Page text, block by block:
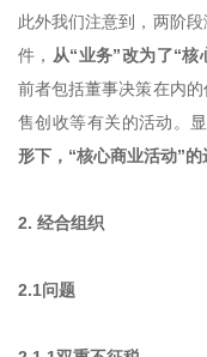
此外我们注意到，两阶
件， 从“业务”改为了“核
前者包括董事决策在内
售创收等有关的活动。显
形下，“核心商业活动”
2. 经合组织
2.1问题